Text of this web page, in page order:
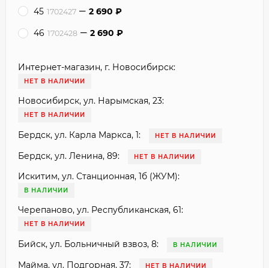
45 1702427 2 690 ₽
46 1702428 2 690 ₽
Интернет-магазин, г. Новосибирск:
НЕТ В НАЛИЧИИ
Новосибирск, ул. Нарымская, 23:
НЕТ В НАЛИЧИИ
Бердск, ул. Карла Маркса, 1: НЕТ В НАЛИЧИИ
Бердск, ул. Ленина, 89: НЕТ В НАЛИЧИИ
Искитим, ул. Станционная, 1б (ЖУМ):
В НАЛИЧИИ
Черепаново, ул. Республиканская, 61:
НЕТ В НАЛИЧИИ
Бийск, ул. Больничный взвоз, 8: В НАЛИЧИИ
Майма, ул. Подгорная, 37: НЕТ В НАЛИЧИИ